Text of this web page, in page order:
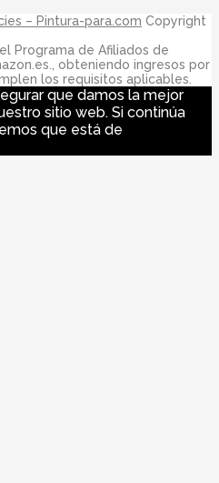
– Pintura-para.com Copyright
Programa de Afiliados de
obteniendo ingresos por
los requisitos aplicables.
que damos la mejor
sitio web. Si continúa
que está de